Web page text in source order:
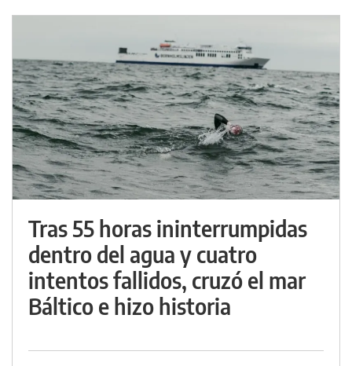
Tras 55 horas ininterrumpidas
dentro del agua y cuatro
intentos fallidos, cruzó el mar
Báltico e hizo historia